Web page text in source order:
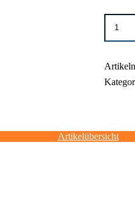
1,5
m
schwarz
|
Global
Artikelübersicht